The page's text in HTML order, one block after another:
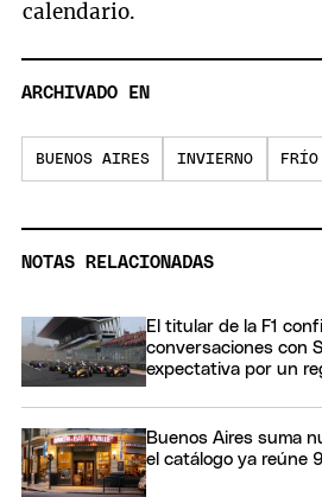
calendario.
ARCHIVADO EN
BUENOS AIRES INVIERNO FRÍO
NOTAS RELACIONADAS
El titular de la F1
conversaciones con
expectativa por un
Buenos Aires suma
el catálogo ya reúne